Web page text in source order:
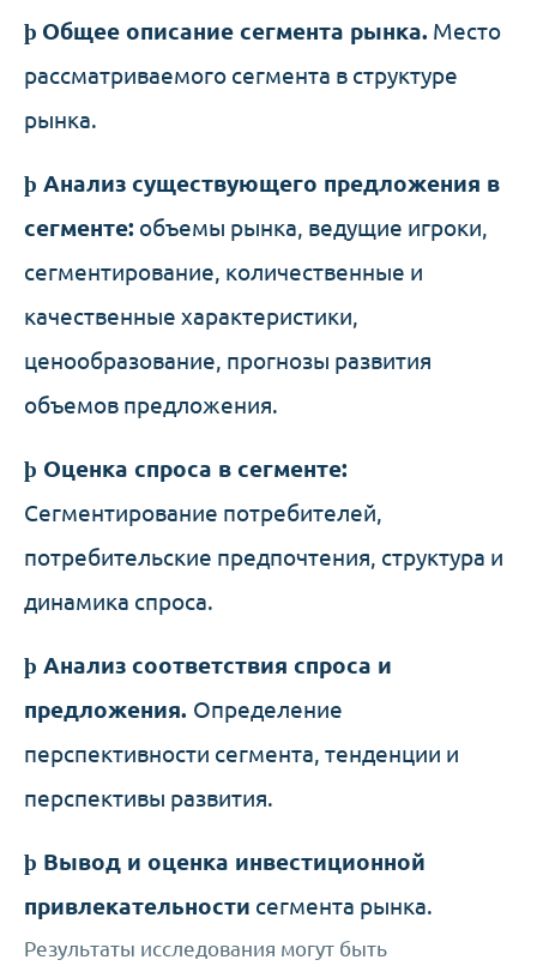
þ Общее описание сегмента рынка. Место
рассматриваемого сегмента в структуре
рынка.
þ Анализ существующего предложения в
сегменте: объемы рынка, ведущие игроки,
сегментирование, количественные и
качественные характеристики,
ценообразование, прогнозы развития
объемов предложения.
þ Оценка спроса в сегменте:
Сегментирование потребителей,
потребительские предпочтения, структура и
динамика спроса.
þ Анализ соответствия спроса и
предложения. Определение
перспективности сегмента, тенденции и
перспективы развития.
þ Вывод и оценка инвестиционной
привлекательности сегмента рынка.
Результаты исследования могут быть